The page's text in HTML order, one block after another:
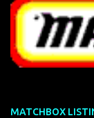
MATCHBOX